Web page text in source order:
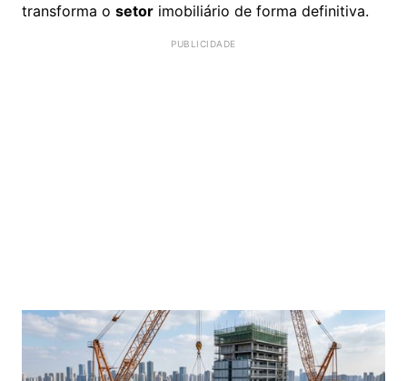
transforma o setor imobiliário de forma definitiva.